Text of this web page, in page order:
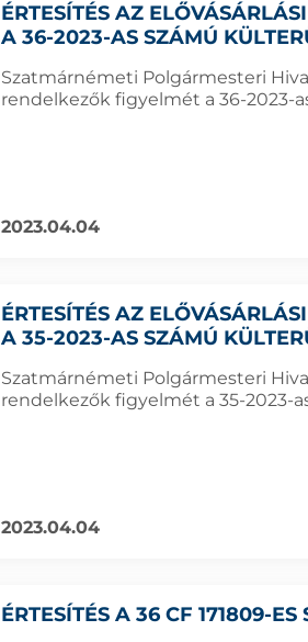
ÉRTESÍTÉS AZ
A 36-2023-AS SZÁMÚ
Szatmárnémeti Polgármesteri
rendelkezők figyelmét a 36-2023-
2023.04.04
ÉRTESÍTÉS AZ
A 35-2023-AS SZÁMÚ
Szatmárnémeti Polgármesteri
rendelkezők figyelmét a 35-2023-
2023.04.04
ÉRTESÍTÉS A 36 CF 171809-